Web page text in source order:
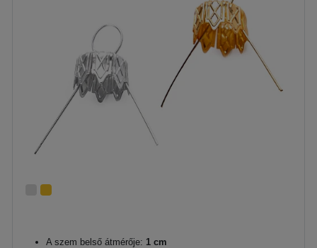
A szem belső átmérője: 1 cm